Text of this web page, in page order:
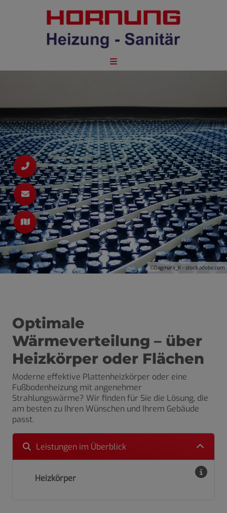
©Dagmara_K - stock.adobe.com
Optimale
Wärmeverteilung – über
Heizkörper oder Flächen
Moderne effektive Plattenheizkörper oder eine
Fußbodenheizung mit angenehmer
Strahlungswärme? Wir finden für Sie die Lösung, die
am besten zu Ihren Wünschen und Ihrem Gebäude
passt.
Leistungen im Überblick
Heizkörper
schließen